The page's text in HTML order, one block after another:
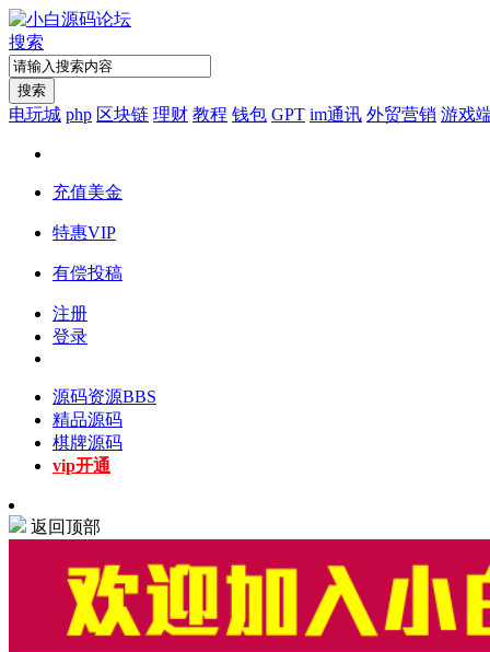
搜索
搜索
电玩城 php 区块链 理财 教程 钱包 GPT im通讯 外贸营销 游戏
充值美金
特惠VIP
有偿投稿
注册
登录
源码资源BBS
精品源码
棋牌源码
vip开通
返回顶部